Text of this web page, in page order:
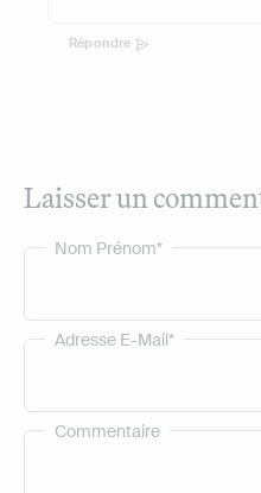
Répondre
Laisser un
Commentaire
Nom Prénom*
Adresse E-Mail*